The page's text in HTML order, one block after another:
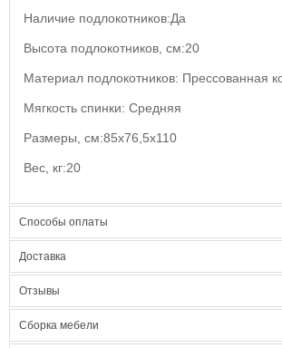
Наличие подлокотников:Да
Высота подлокотников, см:20
Материал подлокотников: Прессованная
Мягкость спинки: Средняя
Размеры, см:85x76,5x110
Вес, кг:20
Способы оплаты
Доставка
Отзывы
Сборка мебели